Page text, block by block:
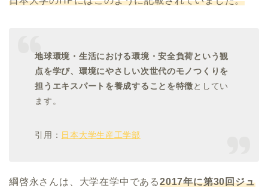
地球環境・生活における環境・安全負荷という観
点を学び、環境にやさしい次世代のモノつくりを
担うエキスパートを養成することを特徴としてい
ます。
引用： 日本大学生産工学部
綱啓永さんは、大学在学中である2017年に第30回ジュ